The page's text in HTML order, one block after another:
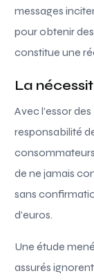
messages
pour obtenir
constitue une
La
Avec l’essor des
responsabilité
de ne jamais
sans
d’euros.
Une étude
assurés